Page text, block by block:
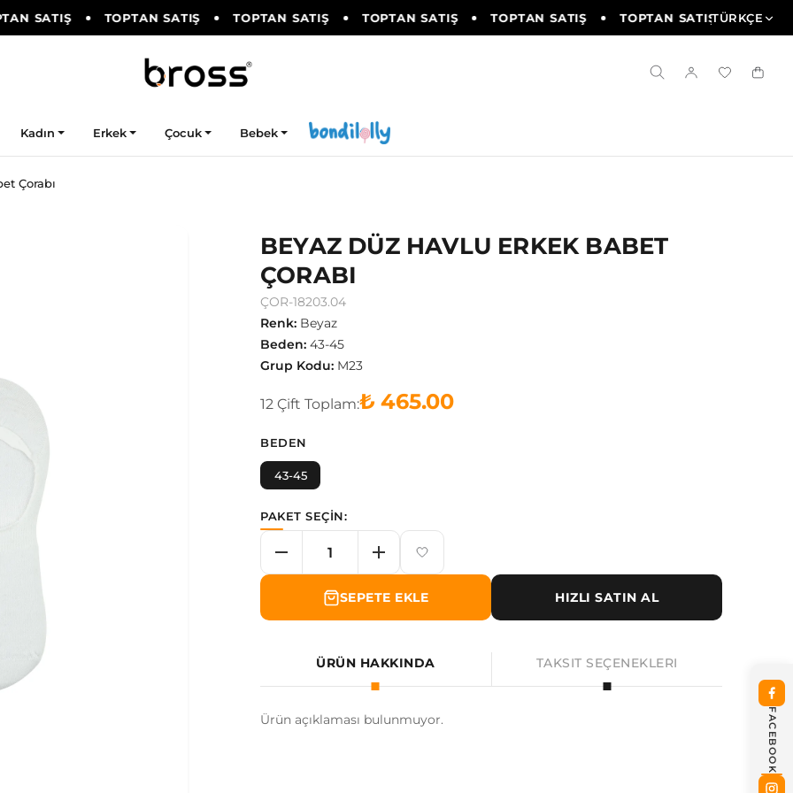
SATIŞ TOPTAN SATIŞ TOPTAN SATIŞ TOPTAN SATIŞ TOPTAN SATIŞ TOPTAN SATIŞ TÜRKÇE
Kadın Erkek Çocuk Bebek
Çorabı
BEYAZ DÜZ HAVLU ERKEK BABET
ÇORABI
ÇOR-18203.04
Renk: Beyaz
Beden: 43-45
Grup Kodu: M23
12 Çift Toplam:₺ 465.00
BEDEN
43-45
PAKET SEÇİN:
SEPETE EKLE HIZLI SATIN AL
ÜRÜN HAKKINDA TAKSIT SEÇENEKLERI
Ürün açıklaması bulunmuyor. FACEBOOK